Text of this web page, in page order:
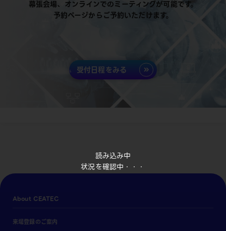
読み込み中
状況を確認中・・・
幕張会場、オンラインでのミーティングが可能です。
予約ページからご予約いただけます。
受付日程をみる
About CEATEC
来場登録のご案内